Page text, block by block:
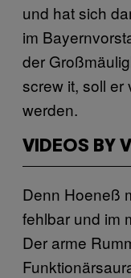
und hat sich
im
der
screw it, soll er
werden.
VIDEOS BY
Denn Hoeneß
fehlbar und im
Der arme